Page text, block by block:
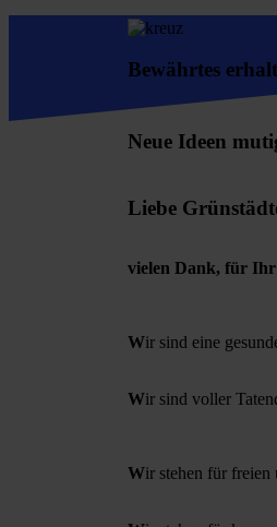
Bewährtes
Neue Ideen
Liebe
vielen Dank, für Ihr
Wir sind eine
Wir sind voller
Wir stehen für freien